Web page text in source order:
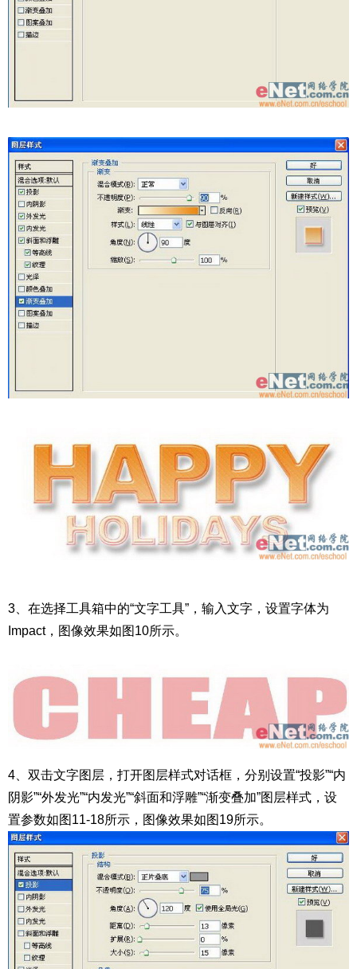
3、在选择工具箱中的“文字工具”，输入文字，设置字体为
Impact，图像效果如图10所示。
4、双击文字图层，打开图层样式对话框，分别设置“投影”“内
阴影”“外发光”“内发光”“斜面和浮雕”“渐变叠加”图层样式，设
置参数如图11-18所示，图像效果如图19所示。